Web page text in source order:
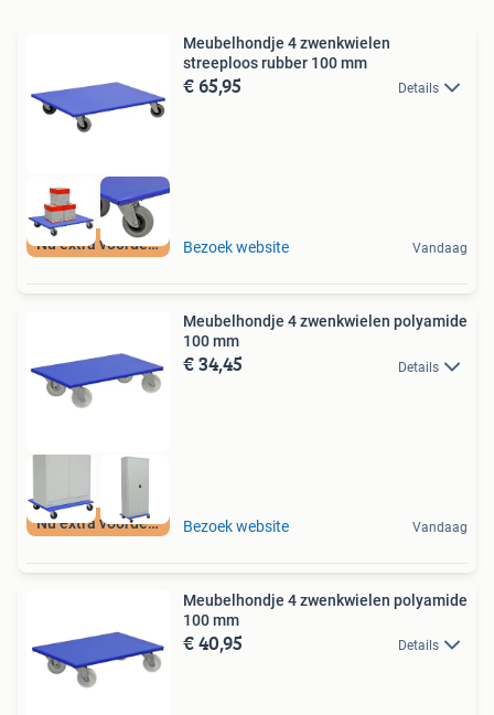
Nu extra voordeel
Meubelhondje 4 zwenkwielen
streeploos rubber 100 mm
€ 65,95 Details
Bezoek website Vandaag
Nu extra voordeel
Meubelhondje 4 zwenkwielen polyamide
100 mm
€ 34,45 Details
Bezoek website Vandaag
Meubelhondje 4 zwenkwielen polyamide
100 mm
€ 40,95 Details